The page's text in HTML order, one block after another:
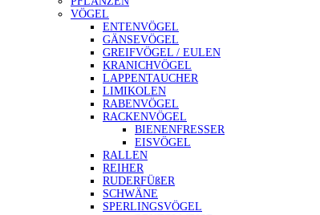
VÖGEL
ENTENVÖGEL
GÄNSEVÖGEL
GREIFVÖGEL / EULEN
KRANICHVÖGEL
LAPPENTAUCHER
LIMIKOLEN
RABENVÖGEL
RACKENVÖGEL
BIENENFRESSER
EISVÖGEL
RALLEN
REIHER
RUDERFÜßER
SCHWÄNE
SPERLINGSVÖGEL